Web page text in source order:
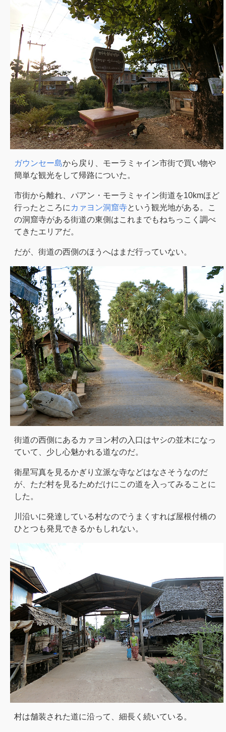
ガウンセー島から戻り、モーラミャイン市街で買い物や
簡単な観光をして帰路についた。
市街から離れ、パアン・モーラミャイン街道を10kmほど
行ったところに カァヨン洞窟寺という観光地がある。こ
の洞窟寺がある街道の東側はこれまでもねちっこく調べ
てきたエリアだ。
だが、街道の西側のほうへはまだ行っていない。
街道の西側にあるカァヨン村の入口はヤシの並木になっ
ていて、少し心魅かれる道なのだ。
衛星写真を見るかぎり立派な寺などはなさそうなのだ
が、ただ村を見るためだけにこの道を入ってみることに
した。
川沿いに発達している村なのでうまくすれば屋根付橋の
ひとつも発見できるかもしれない。
村は舗装された道に沿って、細長く続いている。